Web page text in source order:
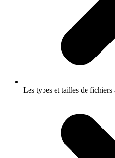
Les types et tailles de fichiers